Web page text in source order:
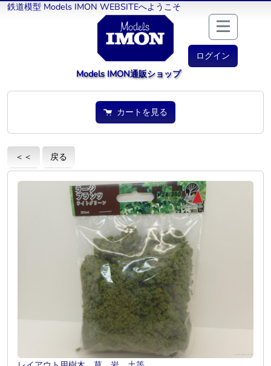
鉄道模型 Models IMON WEBSITEへようこそ
ログイン
Models IMON通販ショップ
カートを見る
＜＜ 戻る